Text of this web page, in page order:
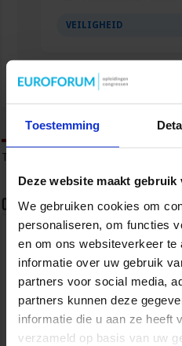
Toestemming
Deze website maakt gebruik
We gebruiken cookies om
personaliseren, om functies
en om ons websiteverkeer
informatie over uw gebruik
partners voor social media,
partners kunnen deze
informatie die u aan ze heeft
verzameld op basis van uw
VEILIGHEID
Tags
Over Liz de Bie
Nederland veilig
Studiecentrum
organiseer ik
en incompany
overheid en het
kennis en ervaringen uit te wisselen
organiseer events over trends en